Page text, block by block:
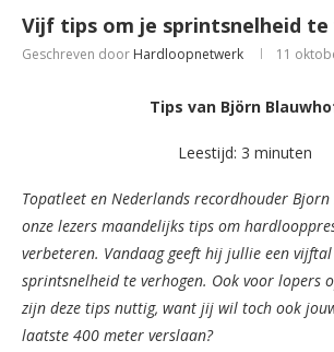
Vijf tips om je sprintsnelheid
Geschreven door Hardloopnetwerk 11
Tips van Björn
Leestijd: 3 minuten
Topatleet en Nederlands recordhouder Bjorn
onze lezers maandelijks tips om
verbeteren. Vandaag geeft hij jullie een
sprintsnelheid te verhogen. Ook voor lopers
zijn deze tips nuttig, want jij wil toch ook
laatste 400 meter verslaan?